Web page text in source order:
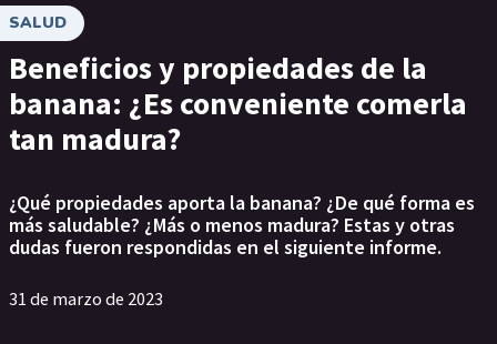
SALUD
Beneficios y propiedades de la
banana: ¿Es conveniente comerla
tan madura?
¿Qué propiedades aporta la banana? ¿De qué forma es
más saludable? ¿Más o menos madura? Estas y otras
dudas fueron respondidas en el siguiente informe.
31 de marzo de 2023